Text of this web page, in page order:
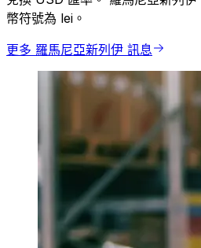
幣符號為 lei。
更多 羅馬尼亞新列伊 訊息